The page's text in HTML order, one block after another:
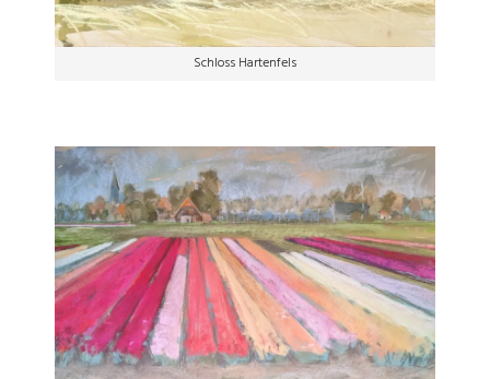
Schloss Hartenfels